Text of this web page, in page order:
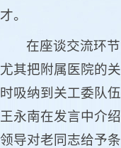
才。
在座谈交流环
尤其把附属医院的
时吸纳到关工委队
王永南在发言中介
领导对老同志给予